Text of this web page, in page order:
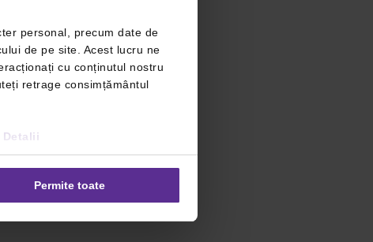
personal, precum date de
de pe site. Acest lucru ne
cu conținutul nostru
retrage consimțământul
Detalii
Permite toate